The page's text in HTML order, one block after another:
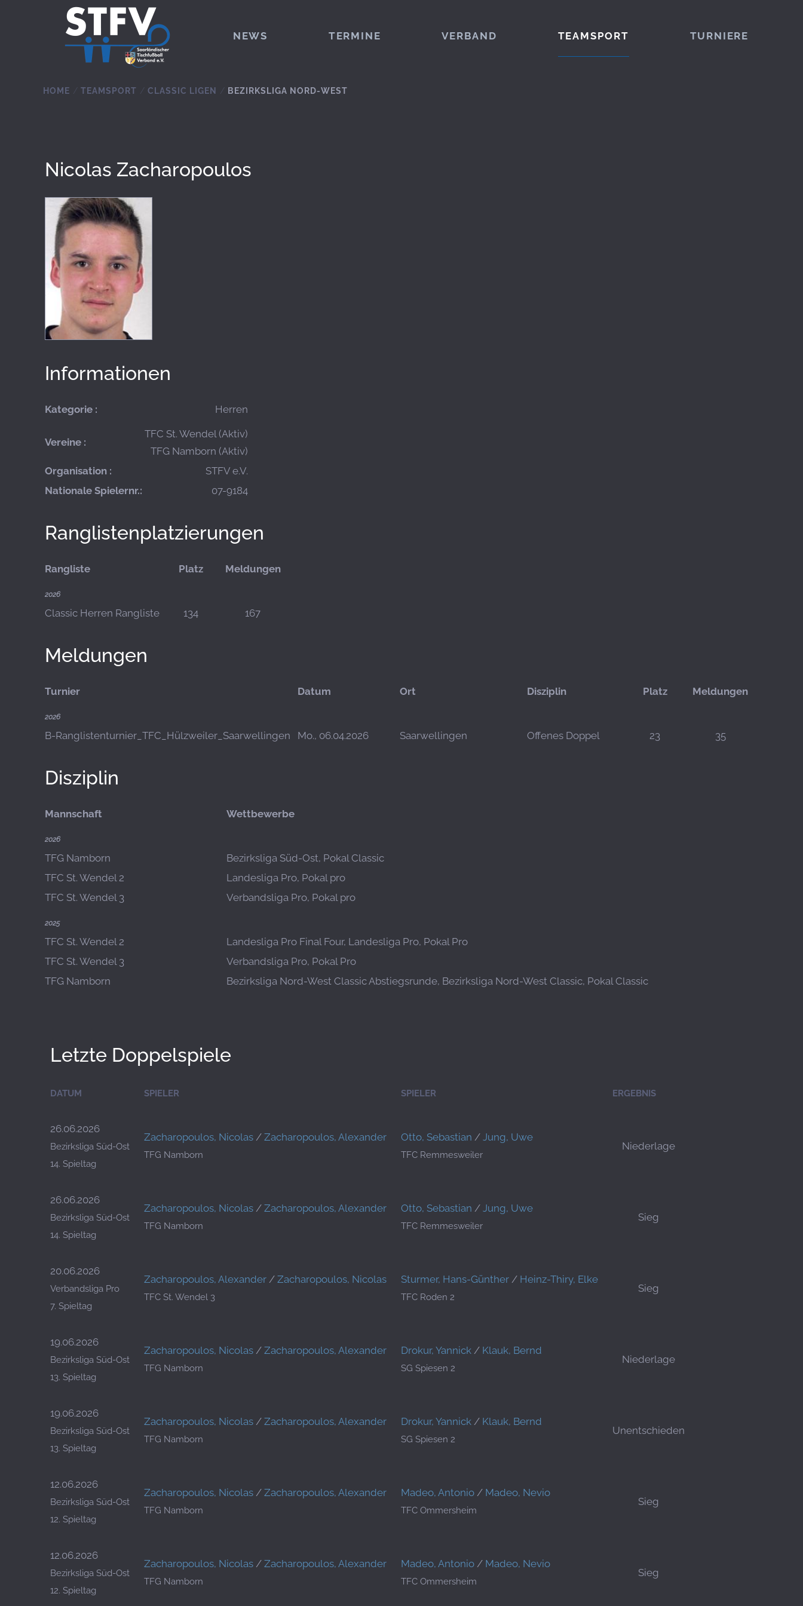
Zum Hauptinhalt springen
NEWS TERMINE VERBAND TEAMSPORT TURNIERE
HOME TEAMSPORT CLASSIC LIGEN BEZIRKSLIGA NORD-WEST
Nicolas Zacharopoulos
Informationen
Kategorie : Herren
Vereine :
TFC St. Wendel (Aktiv)
TFG Namborn (Aktiv)
Organisation :
STFV e.V.
Nationale Spielernr.:
07-9184
Ranglistenplatzierungen
Rangliste Platz Meldungen
2026
Classic Herren Rangliste 134 167
Meldungen
Turnier Datum Ort Disziplin Platz Meldungen
2026
B-Ranglistenturnier_TFC_Hülzweiler_Saarwellingen Mo., 06.04.2026 Saarwellingen Offenes Doppel 23 35
Disziplin
Mannschaft Wettbewerbe
2026
TFG Namborn
Bezirksliga Süd-Ost, Pokal Classic
TFC St. Wendel 2
Landesliga Pro, Pokal pro
TFC St. Wendel 3
Verbandsliga Pro, Pokal pro
2025
TFC St. Wendel 2
Landesliga Pro Final Four, Landesliga Pro, Pokal Pro
TFC St. Wendel 3
Verbandsliga Pro, Pokal Pro
TFG Namborn
Bezirksliga Nord-West Classic Abstiegsrunde, Bezirksliga Nord-West Classic, Pokal Classic
Letzte Doppelspiele
DATUM SPIELER SPIELER ERGEBNIS
26.06.2026
Bezirksliga Süd-Ost
14. Spieltag
Zacharopoulos, Nicolas / Zacharopoulos, Alexander
TFG Namborn
Otto, Sebastian / Jung, Uwe
TFC Remmesweiler
Niederlage
26.06.2026
Bezirksliga Süd-Ost
14. Spieltag
Zacharopoulos, Nicolas / Zacharopoulos, Alexander
TFG Namborn
Otto, Sebastian / Jung, Uwe
TFC Remmesweiler
Sieg
20.06.2026
Verbandsliga Pro
7. Spieltag
Zacharopoulos, Alexander / Zacharopoulos, Nicolas
TFC St. Wendel 3
Sturmer, Hans-Günther / Heinz-Thiry, Elke
TFC Roden 2
Sieg
19.06.2026
Bezirksliga Süd-Ost
13. Spieltag
Zacharopoulos, Nicolas / Zacharopoulos, Alexander
TFG Namborn
Drokur, Yannick / Klauk, Bernd
SG Spiesen 2
Niederlage
19.06.2026
Bezirksliga Süd-Ost
13. Spieltag
Zacharopoulos, Nicolas / Zacharopoulos, Alexander
TFG Namborn
Drokur, Yannick / Klauk, Bernd
SG Spiesen 2
Unentschieden
12.06.2026
Bezirksliga Süd-Ost
12. Spieltag
Zacharopoulos, Nicolas / Zacharopoulos, Alexander
TFG Namborn
Madeo, Antonio / Madeo, Nevio
TFC Ommersheim
Sieg
12.06.2026
Bezirksliga Süd-Ost
12. Spieltag
Zacharopoulos, Nicolas / Zacharopoulos, Alexander
TFG Namborn
Madeo, Antonio / Madeo, Nevio
TFC Ommersheim
Sieg